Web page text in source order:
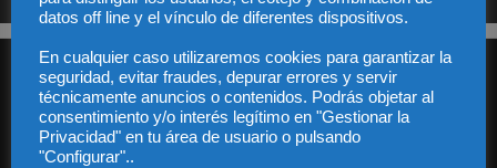
datos off line y el vínculo de diferentes dispositivos.
En cualquier caso utilizaremos cookies para garantizar la
seguridad, evitar fraudes, depurar errores y servir
técnicamente anuncios o contenidos. Podrás objetar al
consentimiento y/o interés legítimo en "Gestionar la
Privacidad" en tu área de usuario o pulsando
"Configurar"..